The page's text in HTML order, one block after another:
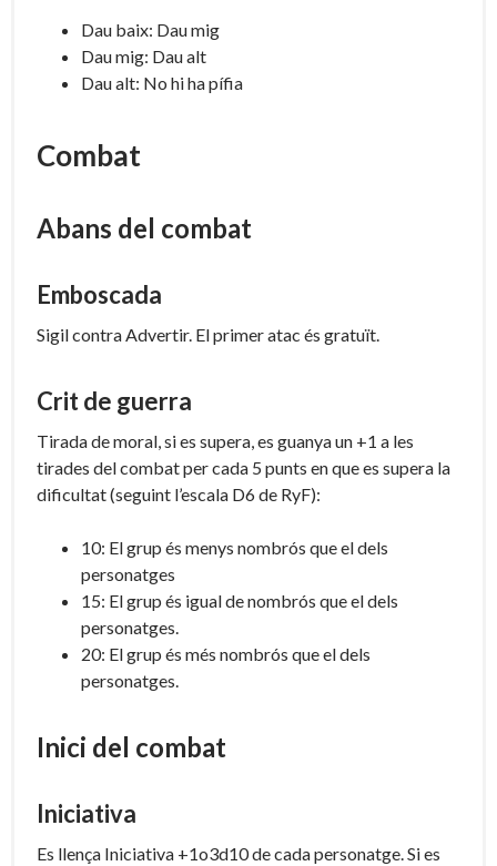
Dau baix: Dau mig
Dau mig: Dau alt
Dau alt: No hi ha pífia
Combat
Abans del combat
Emboscada
Sigil contra Advertir. El primer atac és gratuït.
Crit de guerra
Tirada de moral, si es supera, es guanya un +1 a les
tirades del combat per cada 5 punts en que es supera la
dificultat (seguint l’escala D6 de RyF):
10: El grup és menys nombrós que el dels
personatges
15: El grup és igual de nombrós que el dels
personatges.
20: El grup és més nombrós que el dels
personatges.
Inici del combat
Iniciativa
Es llença Iniciativa +1o3d10 de cada personatge. Si es